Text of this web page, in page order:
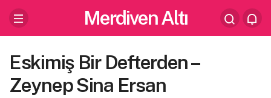
Merdiven Altı
Eskimiş Bir Defterden –
Zeynep Sina Ersan